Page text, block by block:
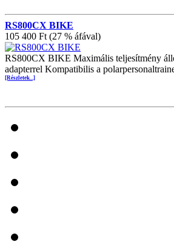
RS800CX BIKE
105 400 Ft (27 % áfával)
RS800CX BIKE Maximális teljesítmény
adapterrel Kompatibilis a
[Részletek...]